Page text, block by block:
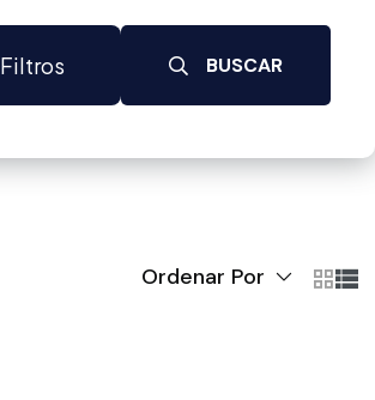
Filtros BUSCAR
Ordenar Por